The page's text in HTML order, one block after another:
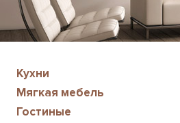
Кухни
Мягкая мебель
Гостиные